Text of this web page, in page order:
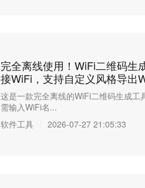
完全离线使用！WiFi二维码生
接WiFi，支持自定义风格导出
这是一款完全离线的WiFi二维码生成工
需输入WiFi名...
软件工具
2026-07-27 21:05:33